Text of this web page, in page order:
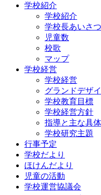
学校紹介
学校紹介
学校長あいさつ
児童数
校歌
マップ
学校経営
学校経営
グランドデザ
学校教育目標
学校経営方針
指導と主な具
学校研究主題
行事予定
学校だより
ほけんだより
児童の活動
学校運営協議会